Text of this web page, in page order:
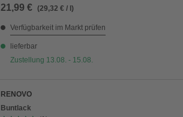
21,99 € (29,32 € / l)
Verfügbarkeit im Markt prüfen
lieferbar
Zustellung 13.08. - 15.08.
RENOVO
Buntlack